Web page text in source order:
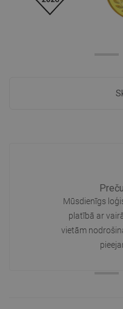
Mūsdienīgs
platībā ar
vietām